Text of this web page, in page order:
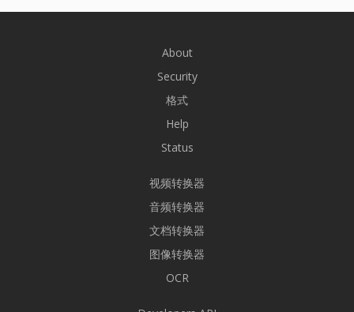
About
Security
格式
Help
Status
视频转换器
音频转换器
文档转换器
图像转换器
OCR